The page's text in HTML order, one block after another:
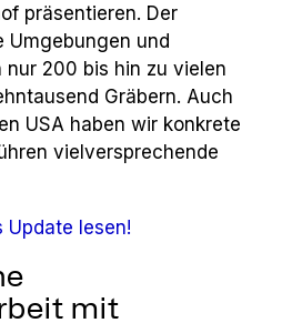
präsentieren. Der
Umgebungen und
nur 200 bis hin zu vielen
Gräbern. Auch
USA haben wir konkrete
vielversprechende
Update lesen!
mit